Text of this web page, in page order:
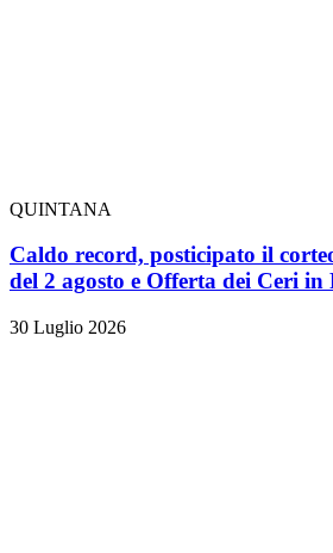
QUINTANA
Caldo record, posticipato il
del 2 agosto e Offerta dei Ceri in
30 Luglio 2026